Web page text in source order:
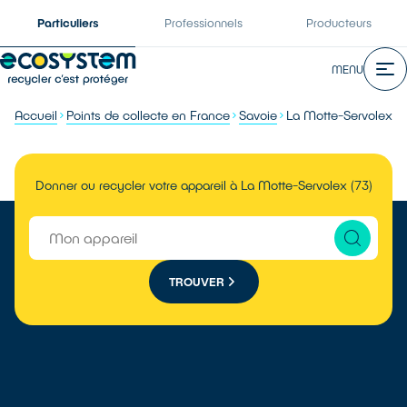
Particuliers Professionnels Producteurs
MENU
Accueil Points de collecte en France Savoie La Motte-Servolex
Donner ou recycler votre appareil à La Motte-Servolex (73)
TROUVER